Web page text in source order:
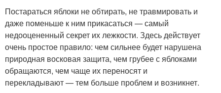
Постараться яблоки не обтирать, не травмировать и
даже поменьше к ним прикасаться — самый
недооцененный секрет их лежкости. Здесь действует
очень простое правило: чем сильнее будет нарушена
природная восковая защита, чем грубее с яблоками
обращаются, чем чаще их переносят и
перекладывают — тем больше проблем и возникнет.